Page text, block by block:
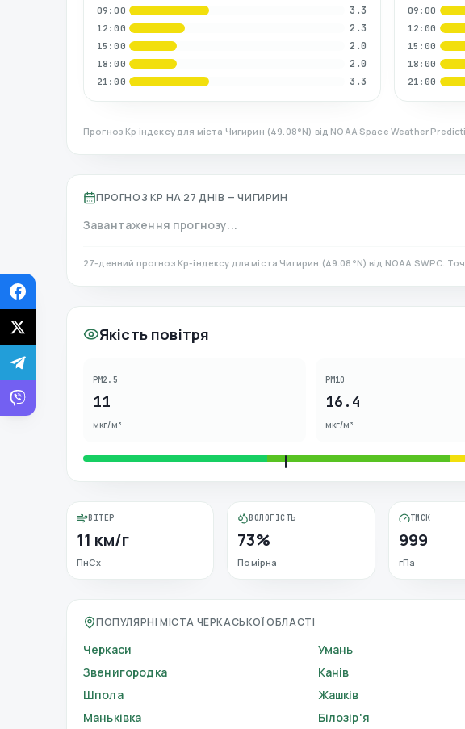
09:00 3.3
12:00 2.3
15:00 2.0
18:00 2.0
21:00 3.3
09:00
12:00
15:00
18:00
21:00
Прогноз Kp індексу для міста Чигирин (49.08°N) від NOAA Space Weather
ПРОГНОЗ KP НА 27 ДНІВ — ЧИГИРИН
Завантаження прогнозу...
27-денний прогноз Kp-індексу для міста Чигирин (49.08 °N) від NOAA SWPC.
Якість повітря
PM2.5
11
мкг/м³
PM10
16.4
мкг/м³
ВІТЕР
11 км/г
ПнСх
ВОЛОГІСТЬ
73%
Помірна
ТИСК
999
гПа
ПОПУЛЯРНІ МІСТА ЧЕРКАСЬКОЇ ОБЛАСТІ
Черкаси Умань
Звенигородка
Канів
Шпола
Жашків
Маньківка
Білозір'я